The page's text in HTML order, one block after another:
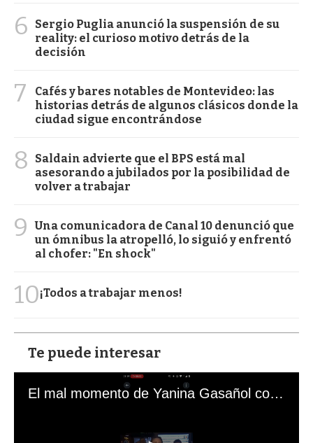
6
Sergio Puglia anunció la suspensión de su
reality: el curioso motivo detrás de la
decisión
7
Cafés y bares notables de Montevideo: las
historias detrás de algunos clásicos donde la
ciudad sigue encontrándose
8
Saldain advierte que el BPS está mal
asesorando a jubilados por la posibilidad de
volver a trabajar
9
Una comunicadora de Canal 10 denunció que
un ómnibus la atropelló, lo siguió y enfrentó
al chofer: "En shock"
10¡Todos a trabajar menos!
Te puede interesar
El mal momento de Yanina Gasañol con un hincha argentino en "Subrayado"